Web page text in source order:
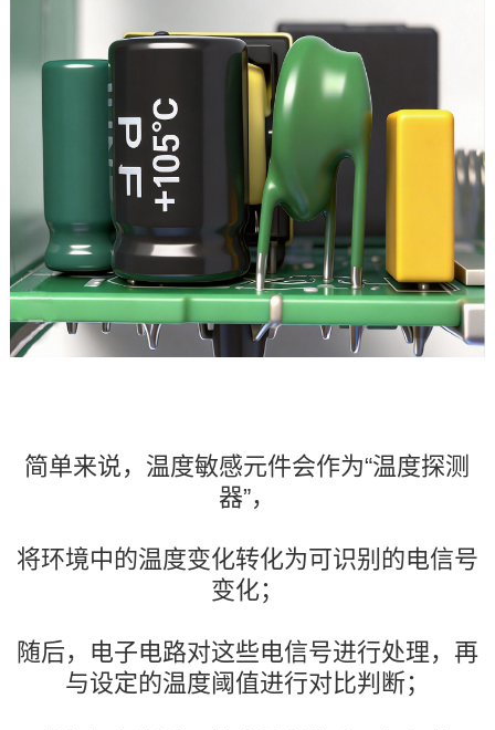
简单来说，温度敏感元件会作为“温度探测
器”，
将环境中的温度变化转化为可识别的电信号
变化；
随后，电子电路对这些电信号进行处理，再
与设定的温度阈值进行对比判断；